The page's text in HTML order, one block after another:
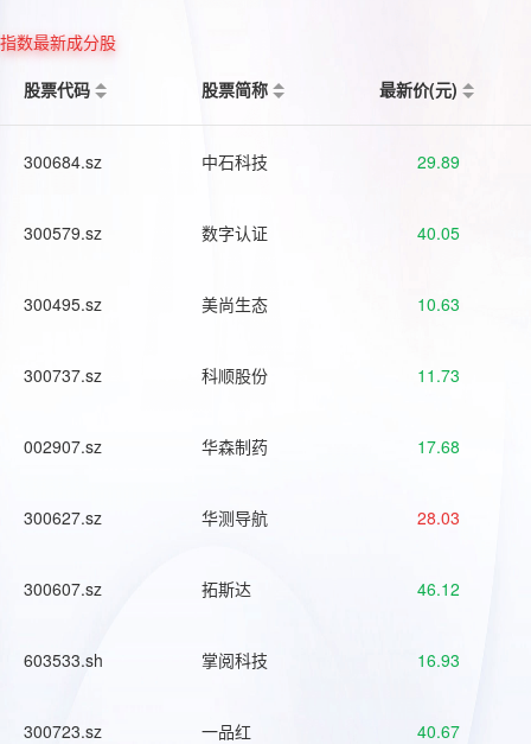
指数最新成分股
股票代码
股票简称 最新价(元)
300684.sz 中石科技 29.89
300579.sz 数字认证 40.05
300495.sz 美尚生态 10.63
300737.sz 科顺股份 11.73
002907.sz 华森制药 17.68
300627.sz 华测导航 28.03
300607.sz 拓斯达 46.12
603533.sh 掌阅科技 16.93
300723.sz 一品红 40.67